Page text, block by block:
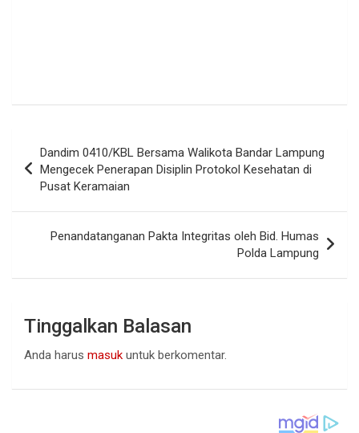
pos
Dandim 0410/KBL Bersama Walikota Bandar Lampung
Mengecek Penerapan Disiplin Protokol Kesehatan di
Pusat Keramaian
Penandatanganan Pakta Integritas oleh Bid. Humas
Polda Lampung
Tinggalkan Balasan
Anda harus masuk untuk berkomentar.